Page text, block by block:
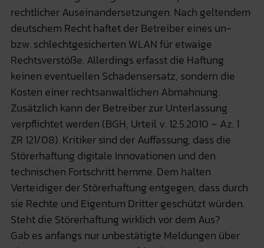
rechtlicher Auseinandersetzungen. Nach geltendem
deutschem Recht haftet der Betreiber eines un-
bzw. schlechtgesicherten WLAN für etwaige
Rechtsverstöße. Allerdings erfasst die Haftung
keinen eventuellen Schadensersatz, sondern die
Kosten einer rechtsanwaltlichen Abmahnung.
Zusätzlich kann der Betreiber zur Unterlassung
verpflichtet werden (BGH, Urteil v. 12.5.2010 – Az. 1
ZR 121/08). Kritiker sind der Auffassung, dass die
Störerhaftung digitale Innovationen und den
technischen Fortschritt hemme. Dem halten
Verteidiger der Störerhaftung entgegen, dass durch
sie Rechte und Eigentum Dritter geschützt würden.
Steht die Störerhaftung wirklich vor dem Aus?
Gab es anfangs nur unbestätigte Meldungen über